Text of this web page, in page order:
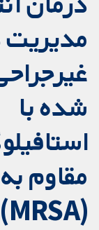
مدیریت
شده‌ با
مقاوم
(MRSA)